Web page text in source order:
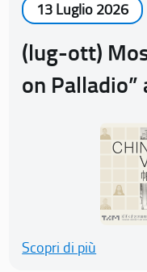
13 Luglio 2026
(lug-ott)
on Palladio”
Scopri di più